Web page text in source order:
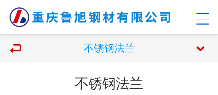
不锈钢法兰
不锈钢法兰